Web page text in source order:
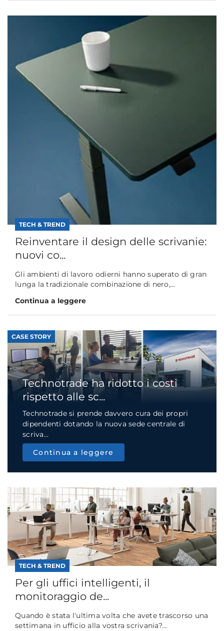
TECH & TREND
Reinventare il design delle scrivanie:
nuovi co...
Gli ambienti di lavoro odierni hanno superato di gran
lunga la tradizionale combinazione di nero,...
Continua a leggere
CASE STORY
Technotrade ha ridotto i costi
rispetto alle sc...
Technotrade si prende davvero cura dei propri
dipendenti dotando la nuova sede centrale di
scriva...
Continua a leggere
TECH & TREND
Per gli uffici intelligenti, il
monitoraggio de...
Quando è stata l'ultima volta che avete trascorso una
settimana in ufficio alla vostra scrivania?...